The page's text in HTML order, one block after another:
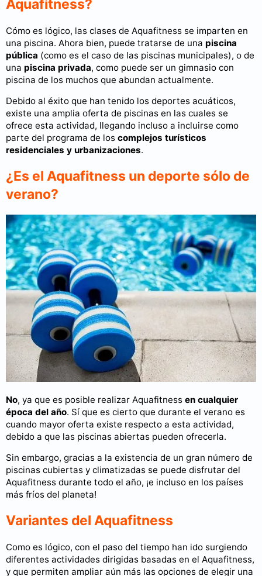
Aquafitness?
Cómo es lógico, las clases de Aquafitness se imparten en
una piscina. Ahora bien, puede tratarse de una piscina
pública (como es el caso de las piscinas municipales), o de
una piscina privada, como puede ser un gimnasio con
piscina de los muchos que abundan actualmente.
Debido al éxito que han tenido los deportes acuáticos,
existe una amplia oferta de piscinas en las cuales se
ofrece esta actividad, llegando incluso a incluirse como
parte del programa de los complejos turísticos
residenciales y urbanizaciones.
¿Es el Aquafitness un deporte sólo de
verano?
No, ya que es posible realizar Aquafitness en cualquier
época del año. Sí que es cierto que durante el verano es
cuando mayor oferta existe respecto a esta actividad,
debido a que las piscinas abiertas pueden ofrecerla.
Sin embargo, gracias a la existencia de un gran número de
piscinas cubiertas y climatizadas se puede disfrutar del
Aquafitness durante todo el año, ¡e incluso en los países
más fríos del planeta!
Variantes del Aquafitness
Como es lógico, con el paso del tiempo han ido surgiendo
diferentes actividades dirigidas basadas en el Aquafitness,
y que permiten ampliar aún más las opciones de elegir una